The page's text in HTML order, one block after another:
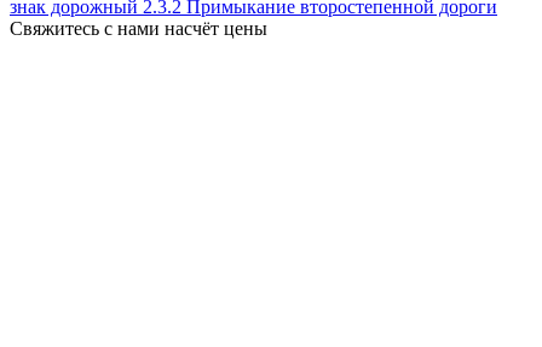
знак дорожный 2.3.2 Примыкание второстепенной дороги
Свяжитесь с нами насчёт цены